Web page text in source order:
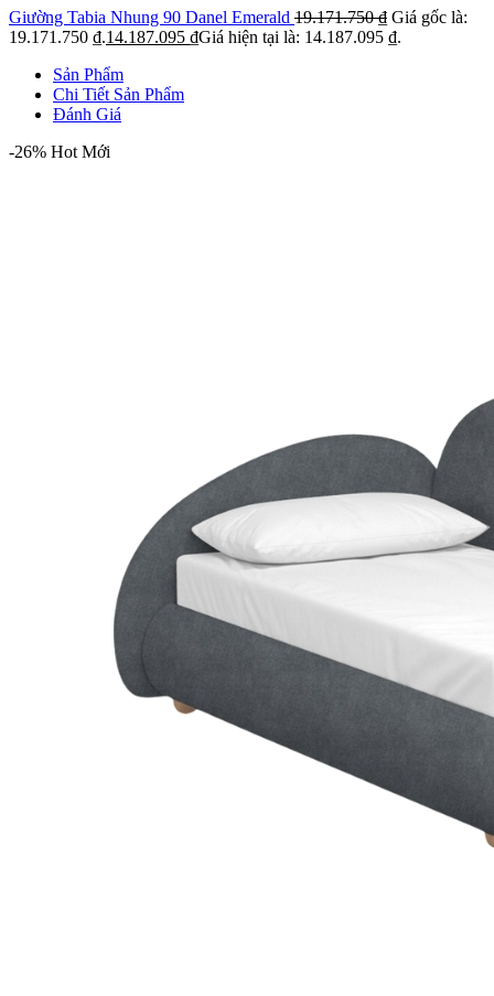
Giường Tabia Nhung 90 Danel Emerald 19.171.750₫ Giá gốc là:
19.171.750 ₫.14.187.095 ₫Giá hiện tại là: 14.187.095 ₫.
Sản Phẩm
Chi Tiết Sản Phẩm
Đánh Giá
-26% Hot Mới